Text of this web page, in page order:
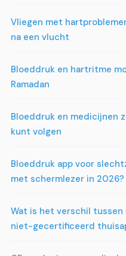
Vliegen met
na een vlucht
Bloeddruk en hartritme
Ramadan
Bloeddruk en medicijnen
kunt volgen
Bloeddruk app voor
met schermlezer in 2026?
Wat is het verschil
niet-gecertificeerd